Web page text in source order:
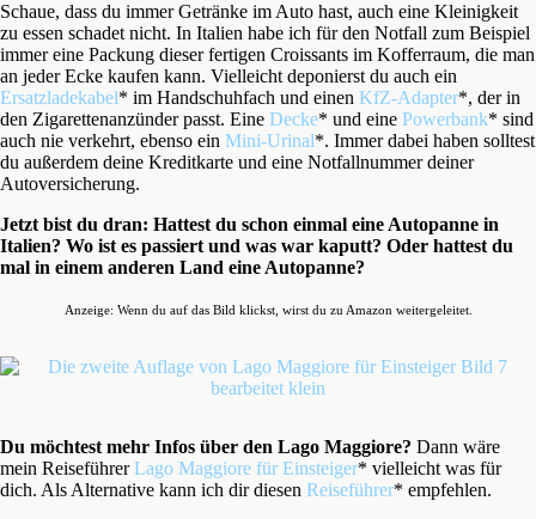
Schaue, dass du immer Getränke im Auto hast, auch eine Kleinigkeit
zu essen schadet nicht. In Italien habe ich für den Notfall zum Beispiel
immer eine Packung dieser fertigen Croissants im Kofferraum, die man
an jeder Ecke kaufen kann. Vielleicht deponierst du auch ein
Ersatzladekabel* im Handschuhfach und einen KfZ-Adapter*, der in
den Zigarettenanzünder passt. Eine Decke* und eine Powerbank* sind
auch nie verkehrt, ebenso ein Mini-Urinal*. Immer dabei haben solltest
du außerdem deine Kreditkarte und eine Notfallnummer deiner
Autoversicherung.
Jetzt bist du dran: Hattest du schon einmal eine Autopanne in
Italien? Wo ist es passiert und was war kaputt? Oder hattest du
mal in einem anderen Land eine Autopanne?
Anzeige: Wenn du auf das Bild klickst, wirst du zu Amazon weitergeleitet.
Du möchtest mehr Infos über den Lago Maggiore? Dann wäre
mein ReiseführerLago Maggiore für Einsteiger* vielleicht was für
dich. Als Alternative kann ich dir diesen Reiseführer* empfehlen.